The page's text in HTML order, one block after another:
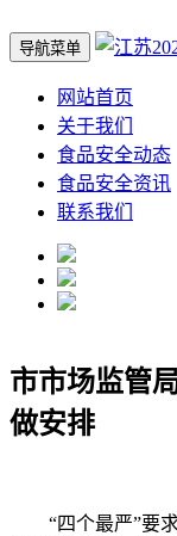
导航菜单
网站首页
关于我们
食品安全动态
食品安全资讯
联系我们
市市场监管
做安排
“四个最严”要求